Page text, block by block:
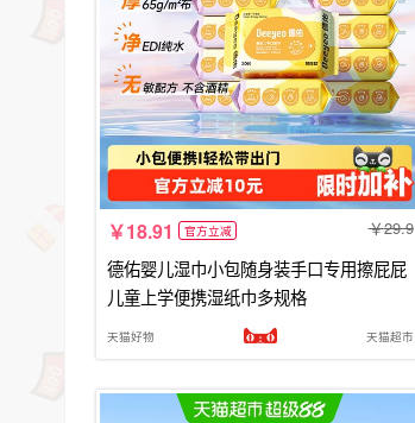
18.91 官方立减 29.9
德佑婴儿湿巾小包随身装手口专用擦屁屁
儿童上学便携湿纸巾多规格
天猫好物 天猫超市